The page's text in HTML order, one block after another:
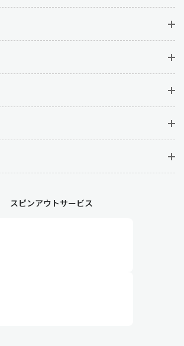
スピンアウトサービス